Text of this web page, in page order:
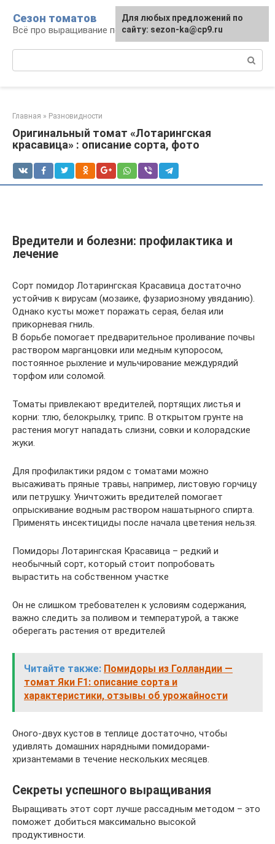
контенту
Сезон томатов
Всё про выращивание помидоров
Главная » Разновидности
Оригинальный томат «Лотарингская
красавица» : описание сорта, фото
Вредители и болезни: профилактика и
лечение
Сорт помидор Лотарингская Красавица достаточно
устойчив к вирусам (мозаике, фузариозному увяданию).
Однако кусты может поражать серая, белая или
прикорневая гниль.
В борьбе помогает предварительное проливание почвы
раствором марганцовки или медным купоросом,
постоянное рыхление и мульчирование междурядий
торфом или соломой.
Томаты привлекают вредителей, портящих листья и
корни: тлю, белокрылку, трипс. В открытом грунте на
растения могут нападать слизни, совки и колорадские
жуки.
Для профилактики рядом с томатами можно
высаживать пряные травы, например, листовую горчицу
или петрушку. Уничтожить вредителей помогает
опрыскивание водным раствором нашатырного спирта.
Применять инсектициды после начала цветения нельзя.
Помидоры Лотарингская Красавица – редкий и
необычный сорт, который стоит попробовать
вырастить на собственном участке
Он не слишком требователен к условиям содержания,
важно следить за поливом и температурой, а также
оберегать растения от вредителей
Читайте также: Помидоры из Голландии —
томат Яки F1: описание сорта и
характеристики, отзывы об урожайности
Оного-двух кустов в теплице достаточно, чтобы
удивлять домашних нарядными помидорами-
хризантемами в течение нескольких месяцев.
Секреты успешного выращивания
Выращивать этот сорт лучше рассадным методом – это
поможет добиться максимально высокой
продуктивности.
Для любых предложений по
сайту: sezon-ka@cp9.ru